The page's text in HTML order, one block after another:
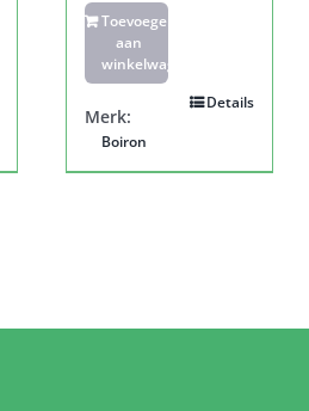
Toevoegen
aan
winkelwagen
Details
Merk:
Boiron